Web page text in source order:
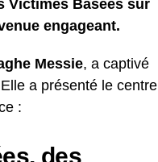
Victimes Basées sur
engageant.
Messie, a captivé
a présenté le centre
:
des